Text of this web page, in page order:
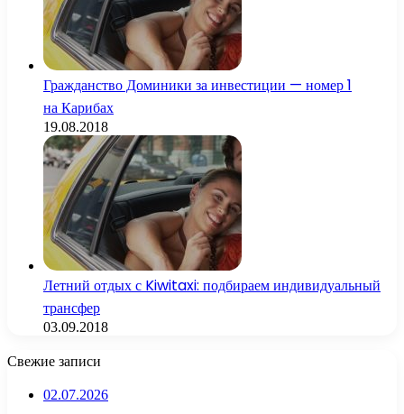
Гражданство Доминики за инвестиции — номер 1
на Карибах
19.08.2018
Летний отдых с Kiwitaxi: подбираем индивидуальный
трансфер
03.09.2018
Свежие записи
02.07.2026